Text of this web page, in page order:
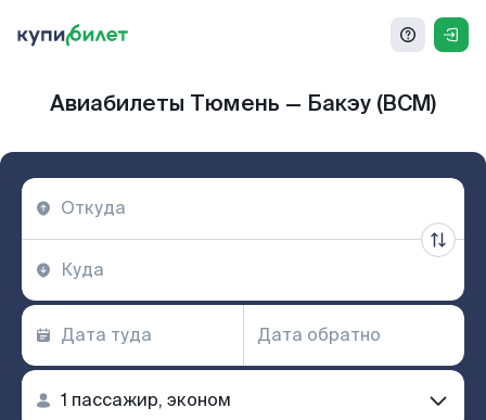
Авиабилеты Тюмень — Бакэу (BCM)